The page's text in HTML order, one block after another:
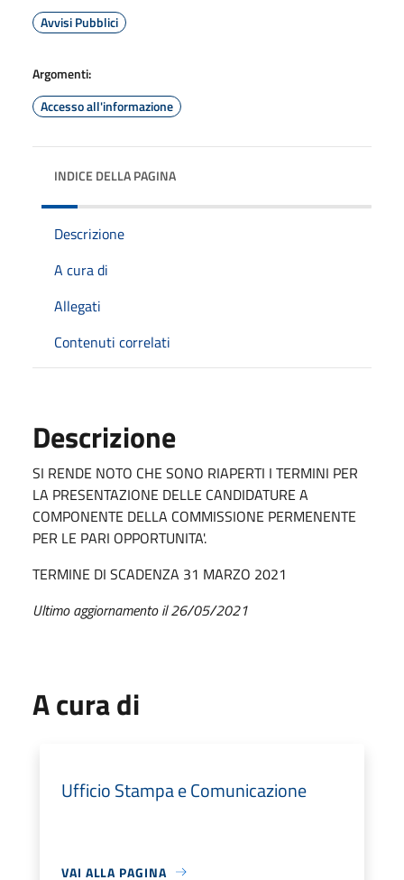
Avvisi Pubblici
Argomenti:
Accesso all'informazione
INDICE DELLA PAGINA
Descrizione
A cura di
Allegati
Contenuti correlati
Descrizione
SI RENDE NOTO CHE SONO RIAPERTI I TERMINI PER
LA PRESENTAZIONE DELLE CANDIDATURE A
COMPONENTE DELLA COMMISSIONE PERMENENTE
PER LE PARI OPPORTUNITA'.
TERMINE DI SCADENZA 31 MARZO 2021
Ultimo aggiornamento il 26/05/2021
A cura di
Ufficio Stampa e Comunicazione
VAI ALLA PAGINA